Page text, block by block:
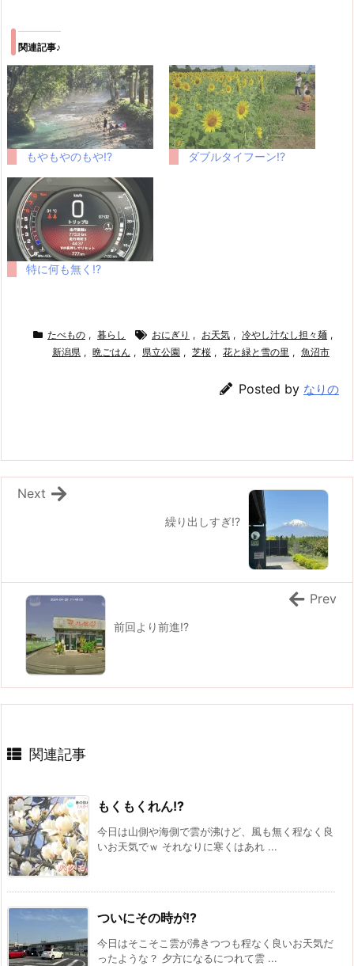
関連記事♪
もやもやのもや!? ダブルタイフーン!?
特に何も無く!?
たべもの , 暮らし おにぎり , お天気 , 冷やし汁なし担々麺 ,
新潟県 , 晩ごはん , 県立公園 , 芝桜 , 花と緑と雪の里 , 魚沼市
Posted by なりの
繰り出しすぎ!?
Next
前回より前進!?
Prev
関連記事
もくもくれん!?
今日は山側や海側で雲が沸けど、風も無く程なく良
いお天気でｗ それなりに寒くはあれ ...
ついにその時が!?
今日はそこそこ雲が沸きつつも程なく良いお天気だ
ったような？ 夕方になるにつれて雲 ...